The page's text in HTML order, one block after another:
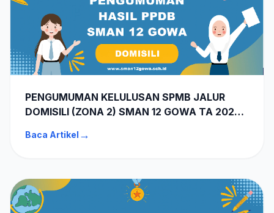
PENGUMUMAN KELULUSAN SPMB JALUR
DOMISILI (ZONA 2) SMAN 12 GOWA TA 2026-
Baca Artikel →